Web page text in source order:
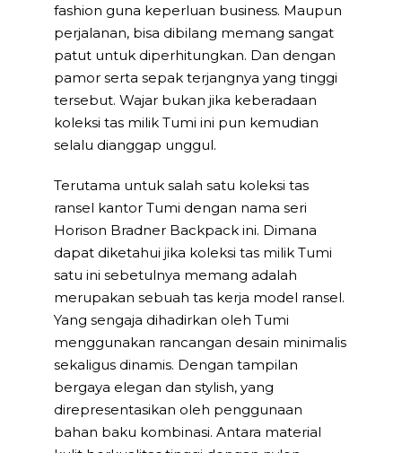
fashion guna keperluan business. Maupun
perjalanan, bisa dibilang memang sangat
patut untuk diperhitungkan. Dan dengan
pamor serta sepak terjangnya yang tinggi
tersebut. Wajar bukan jika keberadaan
koleksi tas milik Tumi ini pun kemudian
selalu dianggap unggul.
Terutama untuk salah satu koleksi tas
ransel kantor Tumi dengan nama seri
Horison Bradner Backpack ini. Dimana
dapat diketahui jika koleksi tas milik Tumi
satu ini sebetulnya memang adalah
merupakan sebuah tas kerja model ransel.
Yang sengaja dihadirkan oleh Tumi
menggunakan rancangan desain minimalis
sekaligus dinamis. Dengan tampilan
bergaya elegan dan stylish, yang
direpresentasikan oleh penggunaan
bahan baku kombinasi. Antara material